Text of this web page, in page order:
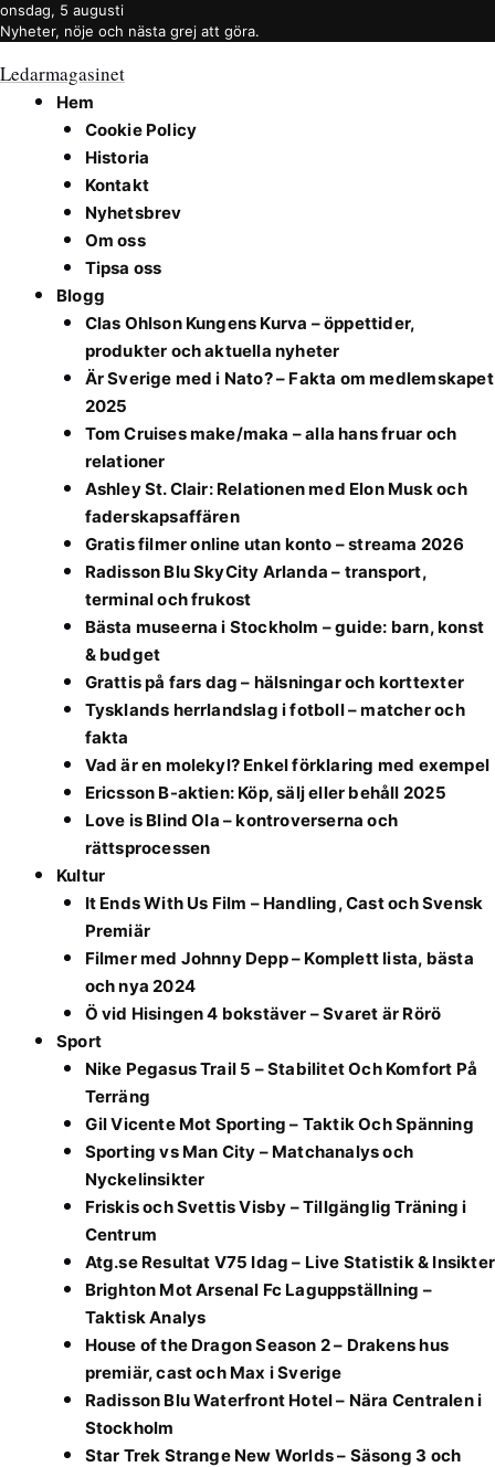
onsdag, 5 augusti
Nyheter, nöje och nästa grej att göra.
Ledarmagasinet
Hem
Cookie Policy
Historia
Kontakt
Nyhetsbrev
Om oss
Tipsa oss
Blogg
Clas Ohlson Kungens Kurva – öppettider,
produkter och aktuella nyheter
Är Sverige med i Nato? – Fakta om medlemskapet
2025
Tom Cruises make/maka – alla hans fruar och
relationer
Ashley St. Clair: Relationen med Elon Musk och
faderskapsaffären
Gratis filmer online utan konto – streama 2026
Radisson Blu SkyCity Arlanda – transport,
terminal och frukost
Bästa museerna i Stockholm – guide: barn, konst
& budget
Grattis på fars dag – hälsningar och korttexter
Tysklands herrlandslag i fotboll – matcher och
fakta
Vad är en molekyl? Enkel förklaring med exempel
Ericsson B-aktien: Köp, sälj eller behåll 2025
Love is Blind Ola – kontroverserna och
rättsprocessen
Kultur
It Ends With Us Film – Handling, Cast och Svensk
Premiär
Filmer med Johnny Depp – Komplett lista, bästa
och nya 2024
Ö vid Hisingen 4 bokstäver – Svaret är Rörö
Sport
Nike Pegasus Trail 5 – Stabilitet Och Komfort På
Terräng
Gil Vicente Mot Sporting – Taktik Och Spänning
Sporting vs Man City – Matchanalys och
Nyckelinsikter
Friskis och Svettis Visby – Tillgänglig Träning i
Centrum
Atg.se Resultat V75 Idag – Live Statistik & Insikter
Brighton Mot Arsenal Fc Laguppställning –
Taktisk Analys
House of the Dragon Season 2 – Drakens hus
premiär, cast och Max i Sverige
Radisson Blu Waterfront Hotel – Nära Centralen i
Stockholm
Star Trek Strange New Worlds – Säsong 3 och